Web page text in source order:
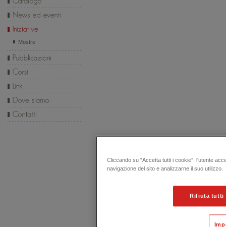
Mostre
Cliccando su “Accetta tutti i cookie”, l'utente
navigazione del sito e analizzarne il suo utilizzo.
Rifiuta tutti